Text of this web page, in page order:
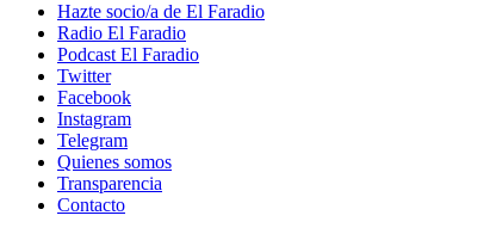
Hazte socio/a de El Faradio
Radio El Faradio
Podcast El Faradio
Twitter
Facebook
Instagram
Telegram
Quienes somos
Transparencia
Contacto